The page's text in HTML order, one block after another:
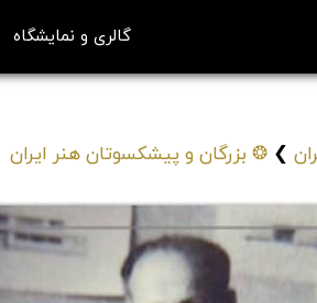
گالری و نمایشگاه
❯ ❂ بزرگان و پیشکسوتان هنر ایران